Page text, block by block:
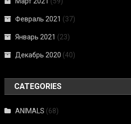
Февраль 2021 (37)
Январь 2021 (23)
Декабрь 2020 (40)
CATEGORIES
ANIMALS (68)